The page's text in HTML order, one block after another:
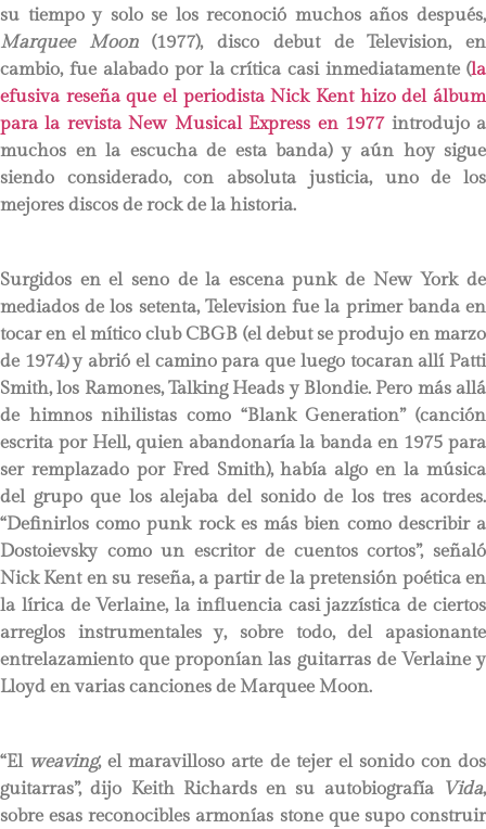
su tiempo y solo se los reconoció muchos años después,
Marquee Moon(1977), disco debut de Television, en
cambio, fue alabado por la crítica casi inmediatamente (la
efusiva reseña que el periodista Nick Kent hizo del álbum
para la revista New Musical Express en 1977introdujo a
muchos en la escucha de esta banda) y aún hoy sigue
siendo considerado, con absoluta justicia, uno de los
mejores discos de rock de la historia.
Surgidos en el seno de la escena punk de New York de
mediados de los setenta, Television fue la primer banda en
tocar en el mítico club CBGB (el debut se produjo en marzo
de 1974) y abrió el camino para que luego tocaran allí Patti
Smith, los Ramones, Talking Heads y Blondie. Pero más allá
de himnos nihilistas como “Blank Generation” (canción
escrita por Hell, quien abandonaría la banda en 1975 para
ser remplazado por Fred Smith), había algo en la música
del grupo que los alejaba del sonido de los tres acordes.
“Definirlos como punk rock es más bien como describir a
Dostoievsky como un escritor de cuentos cortos”, señaló
Nick Kent en su reseña, a partir de la pretensión poética en
la lírica de Verlaine, la influencia casi jazzística de ciertos
arreglos instrumentales y, sobre todo, del apasionante
entrelazamiento que proponían las guitarras de Verlaine y
Lloyd en varias canciones de Marquee Moon.
“El weaving, el maravilloso arte de tejer el sonido con dos
guitarras”, dijo Keith Richards en su autobiografía Vida,
sobre esas reconocibles armonías stone que supo construir